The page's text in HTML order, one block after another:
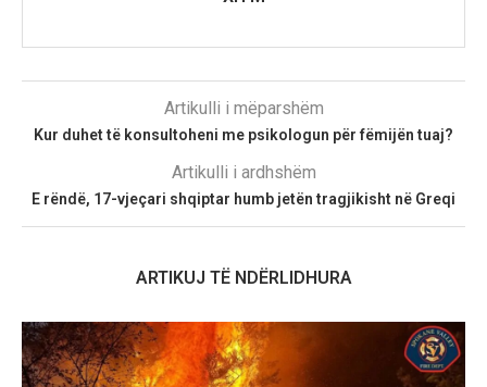
Artikulli i mëparshëm
Kur duhet të konsultoheni me psikologun për fëmijën tuaj?
Artikulli i ardhshëm
E rëndë, 17-vjeçari shqiptar humb jetën tragjikisht në Greqi
ARTIKUJ TË NDËRLIDHURA